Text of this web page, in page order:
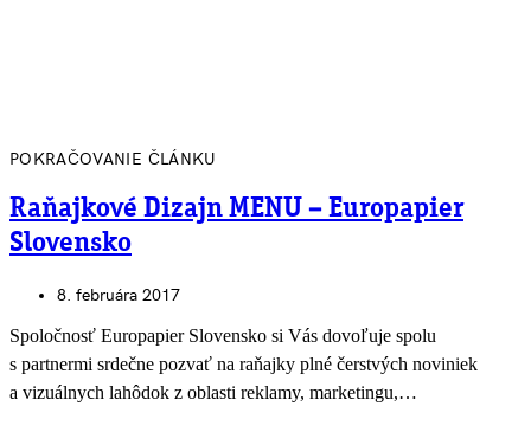
POKRAČOVANIE ČLÁNKU
Raňajkové Dizajn MENU – Europapier
Slovensko
8. februára 2017
Spoločnosť Europapier Slovensko si Vás dovoľuje spolu
s partnermi srdečne pozvať na raňajky plné čerstvých noviniek
a vizuálnych lahôdok z oblasti reklamy, marketingu,…